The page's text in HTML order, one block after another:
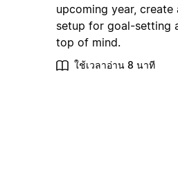
upcoming year,
setup for goal-setting
top of mind.
ใช้เวลาอ่าน 8 นาที